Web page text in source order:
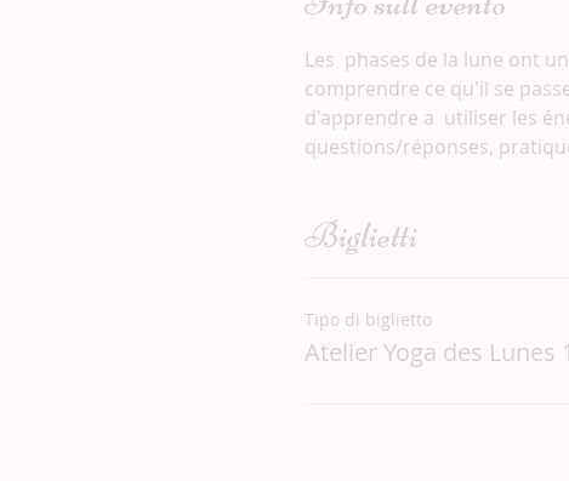
Les  phases de la lune ont
comprendre ce qu'il se
d'apprendre a  utiliser les
questions/réponses,
Biglietti
Tipo di biglietto
Atelier Yoga des Lunes